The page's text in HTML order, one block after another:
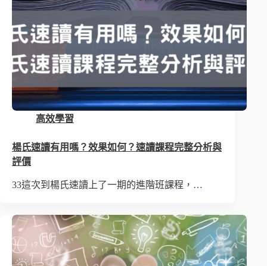
高效學習
楊氏速讀有用嗎？效果如何？速讀課程完整分析與
評價
33這次到楊氏速讀上了一期的進階班課程，…